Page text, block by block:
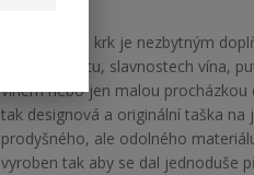
Koštovka na krk je nezbytným
každém koštu, slavnostech vína,
vínem nebo jen malou procházkou
tak designová a originální taška na
prodyšného, ale odolného
vyroben tak aby se dal jednoduše